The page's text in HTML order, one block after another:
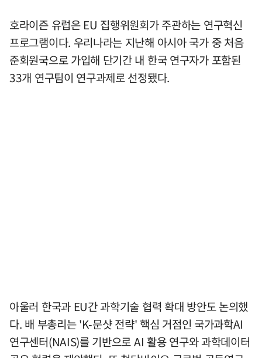
호라이즌 유럽은 EU 집행위원회가 주관하는 연구혁신
프로그램이다. 우리나라는 지난해 아시아 국가 중 처음
준회원국으로 가입해 단기간 내 한국 연구자가 포함된
33개 연구팀이 연구과제로 선정됐다.
아울러 한국과 EU간 과학기술 협력 확대 방안도 논의했
다. 배 부총리는 'K-문샷 전략' 핵심 거점인 국가과학AI
연구센터(NAIS)를 기반으로 AI 활용 연구와 과학데이터